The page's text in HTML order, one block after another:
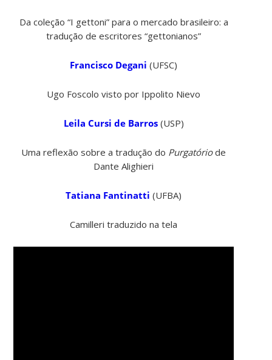
Da coleção “I gettoni” para o mercado brasileiro: a
tradução de escritores “gettonianos”
Francisco Degani (UFSC)
Ugo Foscolo visto por Ippolito Nievo
Leila Cursi de Barros(USP)
Uma reflexão sobre a tradução do Purgatóriode
Dante Alighieri
Tatiana Fantinatti (UFBA)
Camilleri traduzido na tela